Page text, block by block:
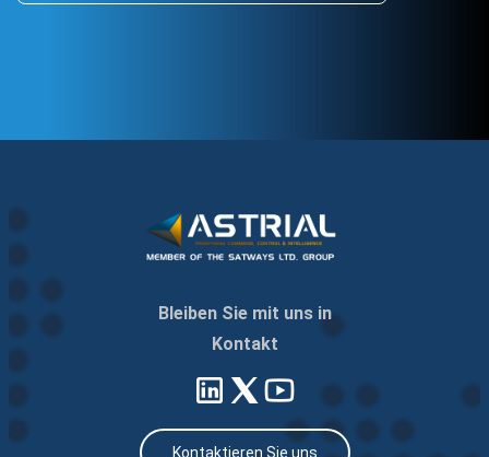
Bleiben Sie mit uns in
Kontakt
Kontaktieren Sie uns